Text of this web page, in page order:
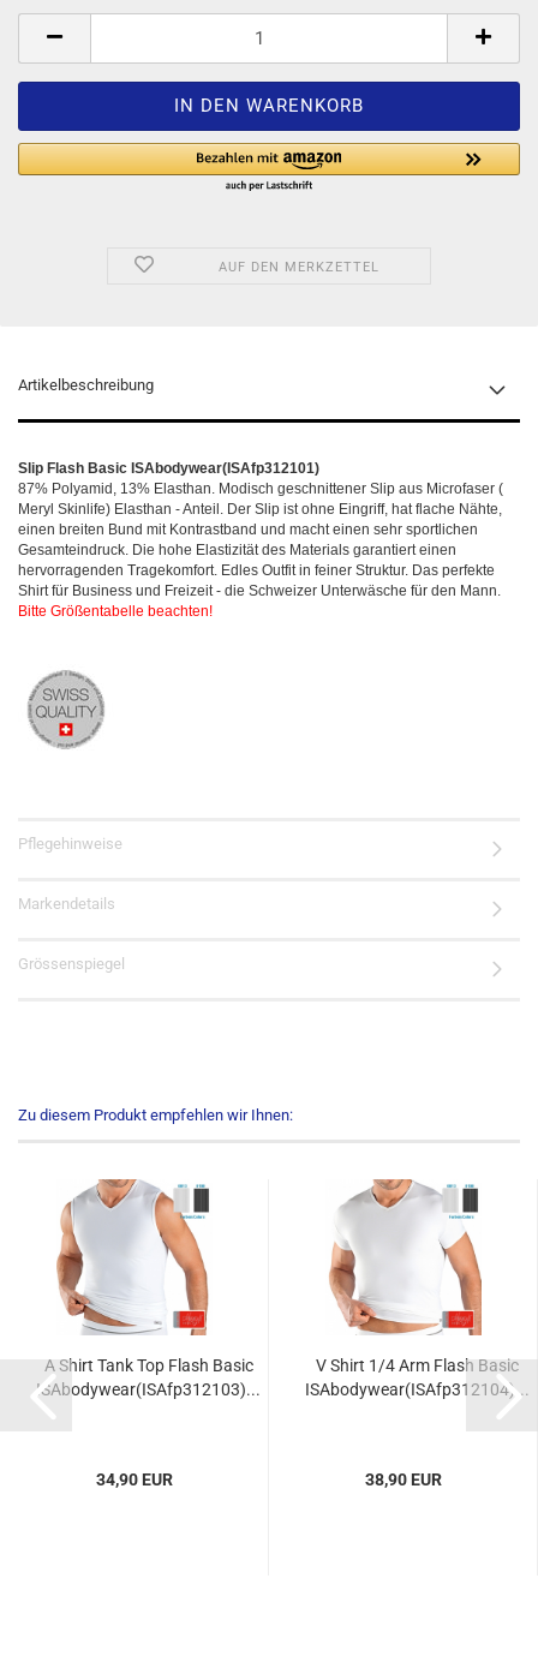
AUF DEN MERKZETTEL
Artikelbeschreibung
Slip Flash Basic ISAbodywear(ISAfp312101)
87% Polyamid, 13% Elasthan. Modisch geschnittener Slip aus Microfaser (
Meryl Skinlife) Elasthan - Anteil. Der Slip ist ohne Eingriff, hat flache Nähte,
einen breiten Bund mit Kontrastband und macht einen sehr sportlichen
Gesamteindruck. Die hohe Elastizität des Materials garantiert einen
hervorragenden Tragekomfort. Edles Outfit in feiner Struktur. Das perfekte
Shirt für Business und Freizeit - die Schweizer Unterwäsche für den Mann.
Bitte Größentabelle beachten!
Pflegehinweise
Markendetails
Grössenspiegel
Zu diesem Produkt empfehlen wir Ihnen:
A Shirt Tank Top Flash Basic
ISAbodywear(ISAfp312103)...
34,90 EUR
V Shirt 1/4 Arm Flash Basic
ISAbodywear(ISAfp312104)...
38,90 EUR